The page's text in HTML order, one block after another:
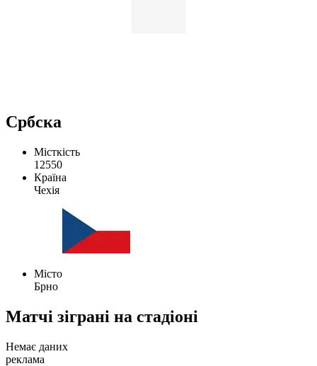
Србска
Місткість
12550
Країна
Чехія
Місто
Брно
Матчі зіграні на стадіоні
Немає даних
реклама